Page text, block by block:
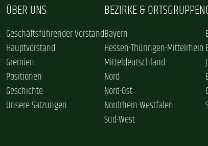
ÜBER UNS
Geschäftsführender Vorstand
Hauptvorstand
Gremien
Positionen
Geschichte
Unsere Satzungen
BEZIRKE & ORTSGRUPPEN
Bayern
Hessen-Thüringen-Mittelrhein
Mitteldeutschland
Nord
Nord-Ost
Nordrhein-Westfalen
Süd-West